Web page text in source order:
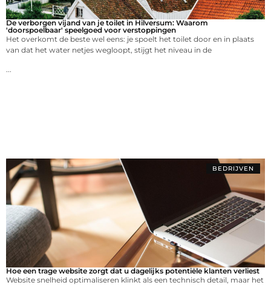
De verborgen vijand van je toilet in Hilversum: Waarom
'doorspoelbaar' speelgoed voor verstoppingen
Het overkomt de beste wel eens: je spoelt het toilet door en in plaats
van dat het water netjes wegloopt, stijgt het niveau in de
...
BEDRIJVEN
Hoe een trage website zorgt dat u dagelijks potentiële klanten verliest
Website snelheid optimaliseren klinkt als een technisch detail, maar het